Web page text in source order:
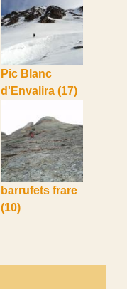
Pic Blanc
d'Envalira (17)
barrufets frare
(10)